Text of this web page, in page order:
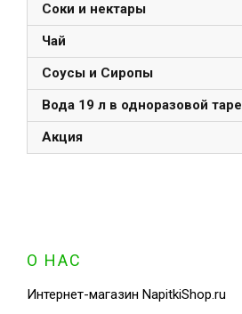
Соки и нектары
Чай
Соусы и Сиропы
Вода 19 л в одноразовой таре
Акция
О НАС
Интернет-магазин NapitkiShop.ru